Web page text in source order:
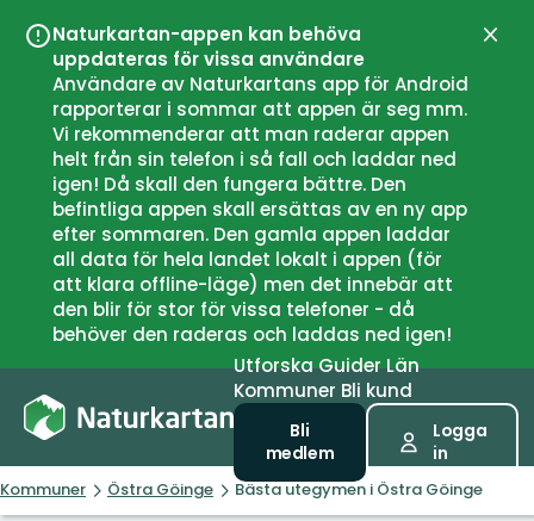
Naturkartan-appen kan behöva
uppdateras för vissa användare
Användare av Naturkartans app för Android
rapporterar i sommar att appen är seg mm.
Vi rekommenderar att man raderar appen
helt från sin telefon i så fall och laddar ned
igen! Då skall den fungera bättre. Den
befintliga appen skall ersättas av en ny app
efter sommaren. Den gamla appen laddar
all data för hela landet lokalt i appen (för
att klara offline-läge) men det innebär att
den blir för stor för vissa telefoner - då
behöver den raderas och laddas ned igen!
UtforskaGuiderLän
Kommuner Bli kund
Bli
medlem
Logga
in
Kommuner Östra Göinge Bästa utegymen i Östra Göinge